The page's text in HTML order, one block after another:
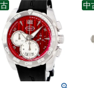
中